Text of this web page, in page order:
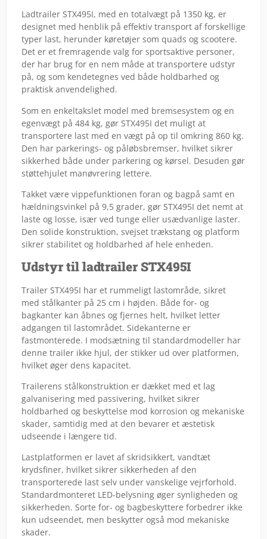
Ladtrailer STX495I, med en totalvægt på 1350 kg, er
designet med henblik på effektiv transport af forskellige
typer last, herunder køretøjer som quads og scootere.
Det er et fremragende valg for sportsaktive personer,
der har brug for en nem måde at transportere udstyr
på, og som kendetegnes ved både holdbarhed og
praktisk anvendelighed.
Som en enkeltakslet model med bremsesystem og en
egenvægt på 484 kg, gør STX495I det muligt at
transportere last med en vægt på op til omkring 860 kg.
Den har parkerings- og påløbsbremser, hvilket sikrer
sikkerhed både under parkering og kørsel. Desuden gør
støttehjulet manøvrering lettere.
Takket være vippefunktionen foran og bagpå samt en
hældningsvinkel på 9,5 grader, gør STX495I det nemt at
laste og losse, især ved tunge eller usædvanlige laster.
Den solide konstruktion, svejset trækstang og platform
sikrer stabilitet og holdbarhed af hele enheden.
Udstyr til ladtrailer STX495I
Trailer STX495I har et rummeligt lastområde, sikret
med stålkanter på 25 cm i højden. Både for- og
bagkanter kan åbnes og fjernes helt, hvilket letter
adgangen til lastområdet. Sidekanterne er
fastmonterede. I modsætning til standardmodeller har
denne trailer ikke hjul, der stikker ud over platformen,
hvilket øger dens kapacitet.
Trailerens stålkonstruktion er dækket med et lag
galvanisering med passivering, hvilket sikrer
holdbarhed og beskyttelse mod korrosion og mekaniske
skader, samtidig med at den bevarer et æstetisk
udseende i længere tid.
Lastplatformen er lavet af skridsikkert, vandtæt
krydsfiner, hvilket sikrer sikkerheden af den
transporterede last selv under vanskelige vejrforhold.
Standardmonteret LED-belysning øger synligheden og
sikkerheden. Sorte for- og bagbeskyttere forbedrer ikke
kun udseendet, men beskytter også mod mekaniske
skader.